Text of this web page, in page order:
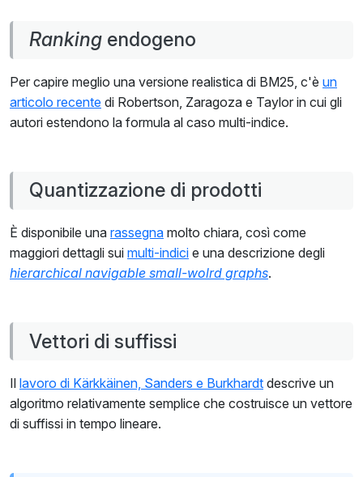
Ranking endogeno
Per capire meglio una versione realistica di BM25, c'è un
articolo recente di Robertson, Zaragoza e Taylor in cui gli
autori estendono la formula al caso multi-indice.
Quantizzazione di prodotti
È disponibile una rassegna molto chiara, così come
maggiori dettagli sui multi-indici e una descrizione degli
hierarchical navigable small-wolrd graphs.
Vettori di suffissi
Il lavoro di Kärkkäinen, Sanders e Burkhardt descrive un
algoritmo relativamente semplice che costruisce un vettore
di suffissi in tempo lineare.